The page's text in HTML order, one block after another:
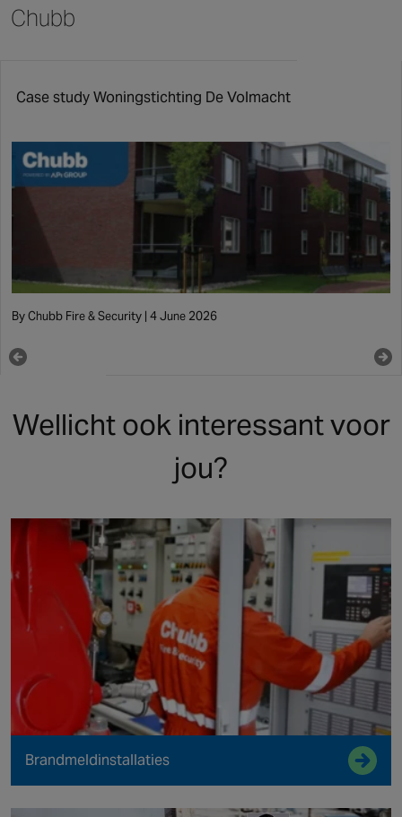
van persoonsgegevens
Chubb
Case study Woningstichting De Volmacht
By Chubb Fire & Security | 4 June 2026
Wellicht ook interessant voor
jou?
Brandmeldinstallaties